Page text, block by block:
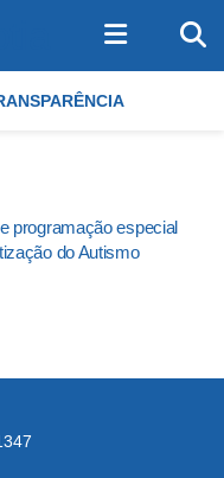
programação especial
do Autismo